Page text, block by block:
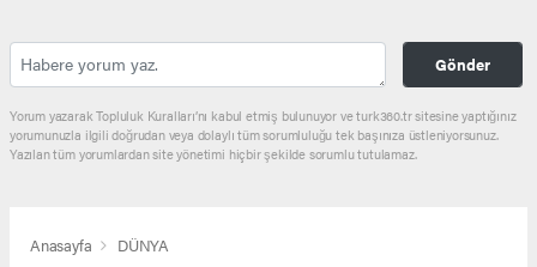
Gönder
Yorum yazarak Topluluk Kuralları’nı kabul etmiş bulunuyor ve turk360.tr sitesine yaptığınız
yorumunuzla ilgili doğrudan veya dolaylı tüm sorumluluğu tek başınıza üstleniyorsunuz.
Yazılan tüm yorumlardan site yönetimi hiçbir şekilde sorumlu tutulamaz.
Anasayfa DÜNYA